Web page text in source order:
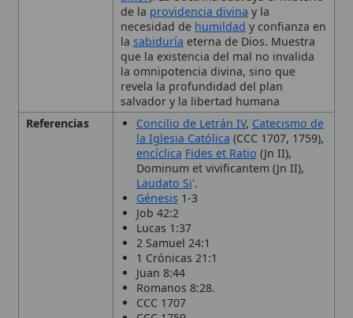
Concilio de Letrán IV,Catecismo de
la Iglesia Católica(CCC 1707, 1759),
encíclica Fides et Ratio(Jn II),
Dominum et vivificantem (Jn II),
Laudato Si'.
Génesis1-3
Job 42:2
Lucas 1:37
2 Samuel 24:1
1 Crónicas 21:1
Juan 8:44
Romanos 8:28.
CCC 1707
CCC 1759.
Génesis1-3, Job 42:2, Lucas 1:37, 2
Samuel 24:1, 1 Crónicas 21:1, Juan
8:44, Romanos 8:28.
El tema tiene raíces en la objeción de
Epicuro, se desarrolla en la
San Agustín, San Basilio),
Santo Tomás de Aquino
en documentos conciliares como el